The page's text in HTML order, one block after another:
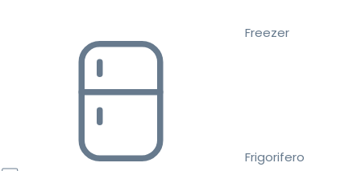
Freezer
Frigorifero